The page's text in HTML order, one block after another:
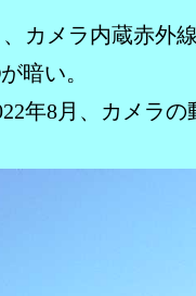
カメラ内蔵赤外
暗い。
年8月、カメラの